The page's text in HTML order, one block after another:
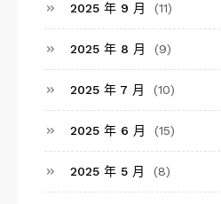
2025 年 9 月 (11)
2025 年 8 月 (9)
2025 年 7 月 (10)
2025 年 6 月 (15)
2025 年 5 月 (8)